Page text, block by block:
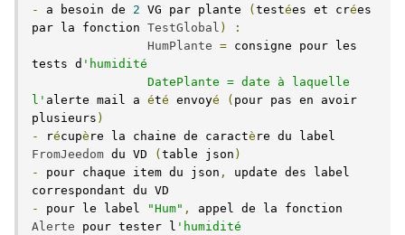
-
a besoin de 2 VG par plante ( testées et crées
par la fonction TestGlobal )
:
HumPlante = consigne pour les
tests d 'humidité
l' alerte mail a été envoyé ( pour pas en avoir
plusieurs )
-
récupè re la chaine de caractè
FromJeedom du VD ( table json )
-
pour chaque item du json ,
update des label
-
pour le label "Hum" ,
Alerte pour tester l 'humidité